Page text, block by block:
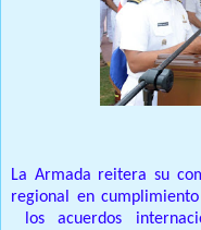
La Armada reitera su
regional en
los acuerdos